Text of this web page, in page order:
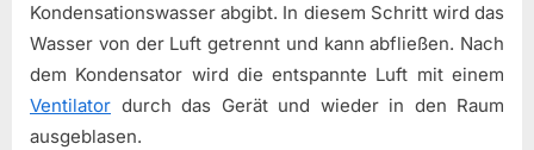
Kondensationswasser abgibt. In diesem Schritt wird das
Wasser von der Luft getrennt und kann abfließen. Nach
dem Kondensator wird die entspannte Luft mit einem
Ventilator durch das Gerät und wieder in den Raum
ausgeblasen.